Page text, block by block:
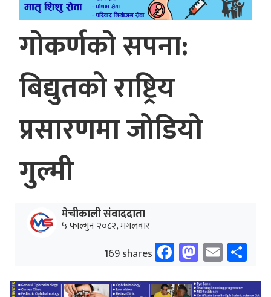
गोकर्णको सपना:
बिद्युतको राष्ट्रिय
प्रसारणमा जोडियो
गुल्मी
मेचीकाली संवाददाता
५ फाल्गुन २०८२, मंगलवार
169 shares Facebook
Email